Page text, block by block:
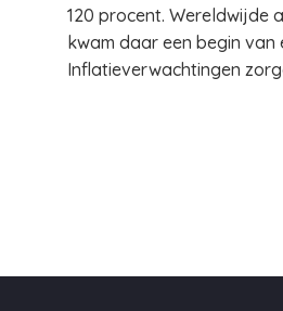
120 procent. Wereldwijde
kwam daar een begin
Inflatieverwachtingen